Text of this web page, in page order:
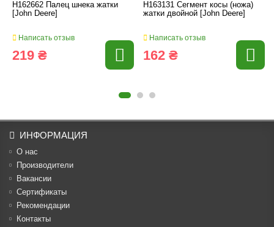
H162662 Палец шнека жатки
[John Deere]
Написать отзыв
219 ₴
H163131 Сегмент косы (ножа)
жатки двойной [John Deere]
Написать отзыв
162 ₴
ИНФОРМАЦИЯ
О нас
Производители
Вакансии
Cертификаты
Рекомендации
Контакты